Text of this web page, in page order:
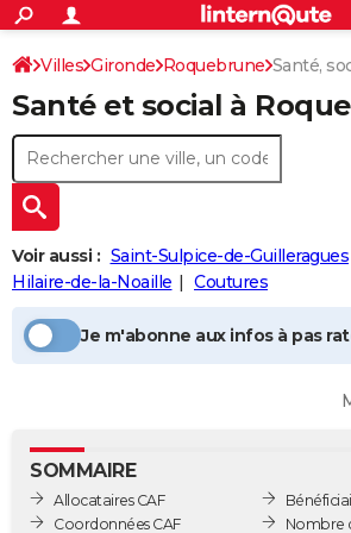
ACTUALITÉS
Politique
Société
Faits Divers
Education
Monde
Villes
+
SPORT
Coupe du monde 2026
Football
Tennis
Cyclisme
Rugby
Forum
Programme TV
TNTStreaming
Cinéma
Sorties cinéma
Musique
Retraite
Impôts
Epargne
Immobilier
Risques naturels par ville
Banque
Assurance
Crédit
AUTO
Essais
Réserver un essai
Citadines
Berlines
SUV
Forum auto
+
Mobiles
Meilleur smartphone
Internet
Ordinateurs
Jeux vidéo
Guide high-tech
+BRICOLAGE
Forum
Aménagement intérieur
Extérieur
Cuisine
Salle de bains
Jardinage
Rangement
+WEEK-END
Art de vivre
Bien-être
Loisirs
Mode
Modes de vie
SANTE
Alimentation
Guide de la santé
Maladies
Médicaments
Sommeil
VOYAGE
S'inscrire
Connexion
Villes Gironde Roquebrune Santé,
Santé et social à
Voir aussi : Saint-Sulpice-de-Guilleragues
Hilaire-de-la-Noaille
Coutures
Je m'abonne aux infos à pas
SOMMAIRE
Allocataires CAF
Coordonnées CAF
Nombre